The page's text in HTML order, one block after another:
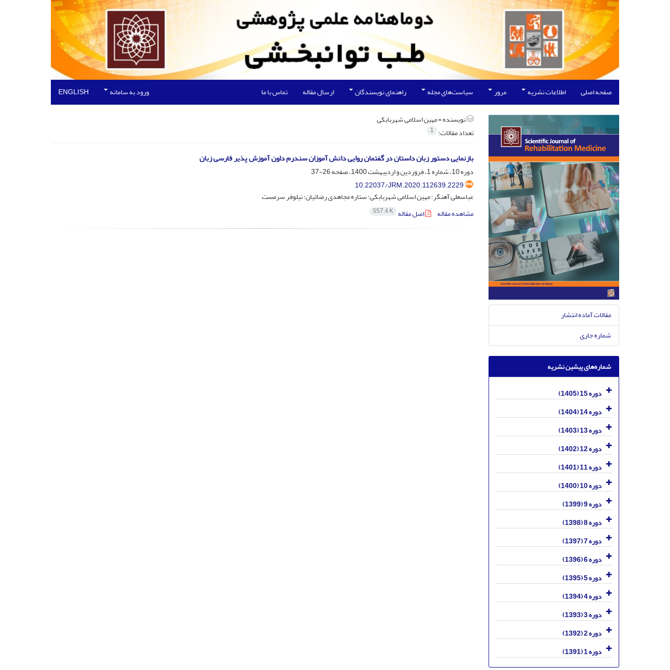
صفحه اصلی اطلاعات نشریه مرور سیاست‌های مجله راهنمای نویسندگان ارسال مقاله تماس با ما ورود به سامانه ENGLISH
نویسنده =مهین اسلامی شهربابکی
تعداد مقالات: 1
بازنمایی دستور زبان داستان در گفتمان روایی دانش آموزان سندرم داون آموزش پذیر فارسی زبان
دوره 10، شماره 1، فروردین و اردیبهشت 1400، صفحه
26-37
10.22037/JRM.2020.112639.2229
عباسعلی آهنگر؛ مهین اسلامی شهربابکی؛ ستاره مجاهدی رضائیان؛ نیلوفر سرمست
مشاهده مقاله
اصل مقاله 557.4 K
مقالات آماده انتشار
شماره جاری
شماره‌های پیشین نشریه
دوره 15 (1405)
دوره 14 (1404)
دوره 13 (1403)
دوره 12 (1402)
دوره 11 (1401)
دوره 10 (1400)
دوره 9 (1399)
دوره 8 (1398)
دوره 7 (1397)
دوره 6 (1396)
دوره 5 (1395)
دوره 4 (1394)
دوره 3 (1393)
دوره 2 (1392)
دوره 1 (1391)